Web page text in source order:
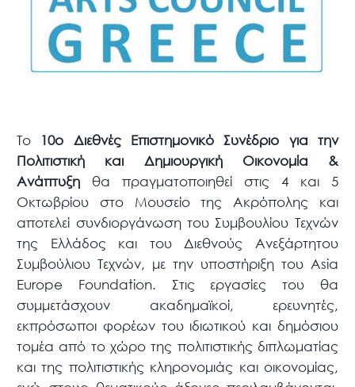
Το 10ο Διεθνές Επιστημονικό Συνέδριο για την
Πολιτιστική και Δημιουργική Οικονομία &
Ανάπτυξη θα πραγματοποιηθεί στις 4 και 5
Οκτωβρίου στο Μουσείο της Ακρόπολης και
αποτελεί συνδιοργάνωση του Συμβουλίου Τεχνών
της Ελλάδος και του Διεθνούς Ανεξάρτητου
Συμβούλιου Τεχνών, με την υποστήριξη του Asia
Europe Foundation. Στις εργασίες του θα
συμμετάσχουν ακαδημαϊκοί, ερευνητές,
εκπρόσωποι φορέων του ιδιωτικού και δημόσιου
τομέα από το χώρο της πολιτιστικής διπλωματίας
και της πολιτιστικής κληρονομιάς και οικονομίας,